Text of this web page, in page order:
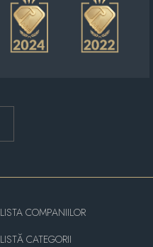
LISTA COMPANIILOR
LISTĂ CATEGORII